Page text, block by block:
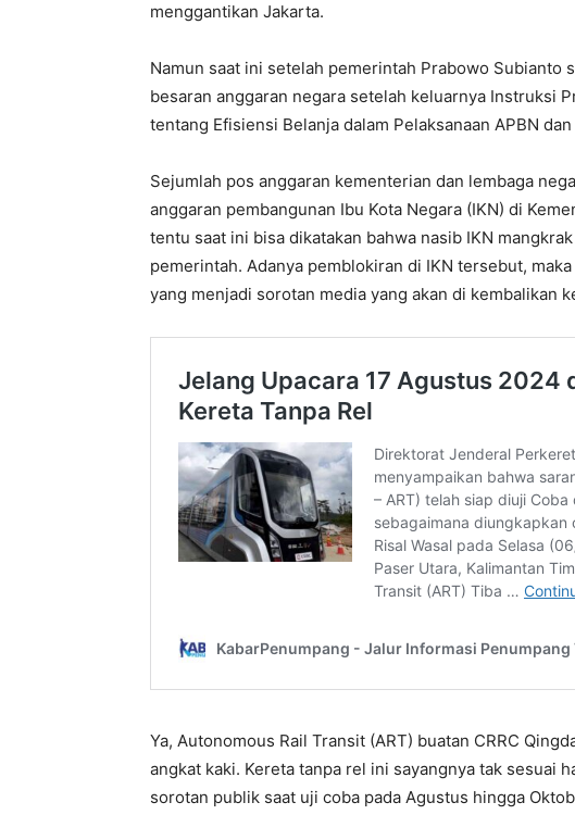
menggantikan Jakarta.
Namun saat ini setelah pemerintah Prabowo Subianto
besaran anggaran negara setelah keluarnya Instruksi
tentang Efisiensi Belanja dalam Pelaksanaan APBN
Sejumlah pos anggaran kementerian dan lembaga
anggaran pembangunan Ibu Kota Negara (IKN) di
tentu saat ini bisa dikatakan bahwa nasib IKN
pemerintah. Adanya pemblokiran di IKN tersebut,
yang menjadi sorotan media yang akan di kembalikan
Ya, Autonomous Rail Transit (ART) buatan CRRC
angkat kaki. Kereta tanpa rel ini sayangnya tak sesuai
sorotan publik saat uji coba pada Agustus hingga